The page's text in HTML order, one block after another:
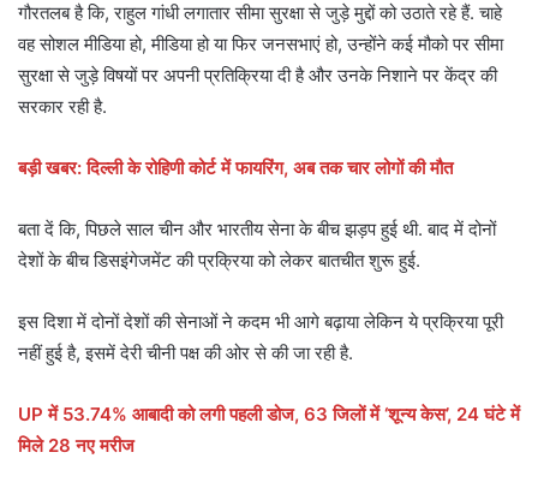
गौरतलब है कि, राहुल गांधी लगातार सीमा सुरक्षा से जुड़े मुद्दों को उठाते रहे हैं. चाहे
वह सोशल मीडिया हो, मीडिया हो या फिर जनसभाएं हो, उन्होंने कई मौको पर सीमा
सुरक्षा से जुड़े विषयों पर अपनी प्रतिक्रिया दी है और उनके निशाने पर केंद्र की
सरकार रही है.
बड़ी खबर: दिल्ली के रोहिणी कोर्ट में फायरिंग, अब तक चार लोगों की मौत
बता दें कि, पिछले साल चीन और भारतीय सेना के बीच झड़प हुई थी. बाद में दोनों
देशों के बीच डिसइंगेजमेंट की प्रक्रिया को लेकर बातचीत शुरू हुई.
इस दिशा में दोनों देशों की सेनाओं ने कदम भी आगे बढ़ाया लेकिन ये प्रक्रिया पूरी
नहीं हुई है, इसमें देरी चीनी पक्ष की ओर से की जा रही है.
UP में 53.74% आबादी को लगी पहली डोज, 63 जिलों में ‘शून्य केस’, 24 घंटे में
मिले 28 नए मरीज